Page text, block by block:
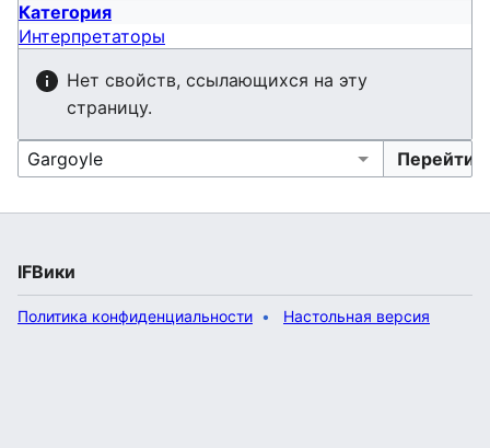
Категория
Интерпретаторы
Нет свойств, ссылающихся на эту
страницу.
IFВики
Политика конфиденциальности Настольная версия